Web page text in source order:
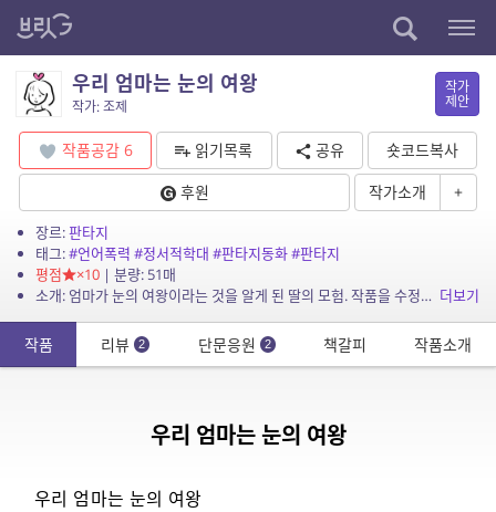
우리 엄마는 눈의 여왕
작가: 조제
작가
제안
작품공감 6 읽기목록 공유
숏코드복사
후원
작가소개 +
장르:판타지
태그:#언어폭력 #정서적학대 #판타지동화#판타지
평점
×10| 분량: 51매
소개: 엄마가 눈의 여왕이라는 것을 알게 된 딸의 모험. 작품을 수정해서 다시 올립니다 더보기
작품 리뷰 2 단문응원 2 책갈피 작품소개
우리 엄마는 눈의 여왕
우리 엄마는 눈의 여왕